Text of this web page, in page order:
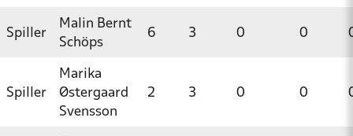
Spiller
Malin Bernt
Schöps
6 3 0 0
Spiller
Marika
Østergaard
Svensson
2 3 0 0